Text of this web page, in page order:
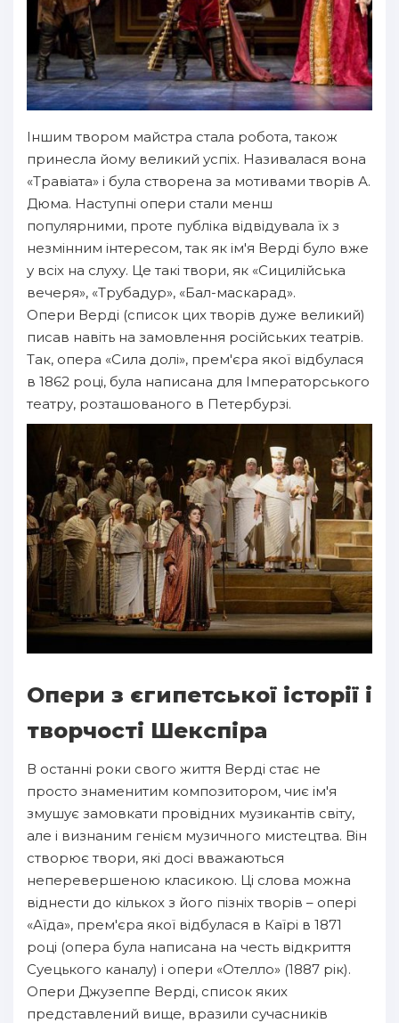
Іншим твором майстра стала робота, також
принесла йому великий успіх. Називалася вона
«Травіата» і була створена за мотивами творів А.
Дюма. Наступні опери стали менш
популярними, проте публіка відвідувала їх з
незмінним інтересом, так як ім'я Верді було вже
у всіх на слуху. Це такі твори, як «Сицилійська
вечеря», «Трубадур», «Бал-маскарад».
Опери Верді (список цих творів дуже великий)
писав навіть на замовлення російських театрів.
Так, опера «Сила долі», прем'єра якої відбулася
в 1862 році, була написана для Імператорського
театру, розташованого в Петербурзі.
Опери з єгипетської історії і
творчості Шекспіра
В останні роки свого життя Верді стає не
просто знаменитим композитором, чиє ім'я
змушує замовкати провідних музикантів світу,
але і визнаним генієм музичного мистецтва. Він
створює твори, які досі вважаються
неперевершеною класикою. Ці слова можна
віднести до кількох з його пізніх творів – опері
«Аїда», прем'єра якої відбулася в Каїрі в 1871
році (опера була написана на честь відкриття
Суецького каналу) і опери «Отелло» (1887 рік).
Опери Джузеппе Верді, список яких
представлений вище, вразили сучасників